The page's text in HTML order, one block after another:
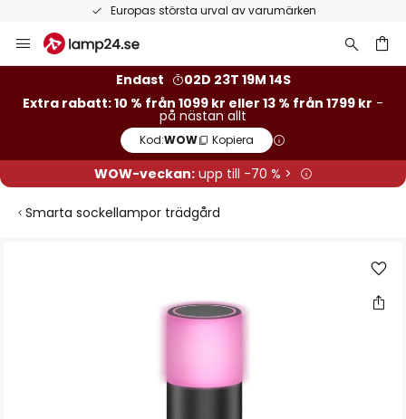
Europas största urval av varumärken
Hoppa
till
Endast
02D 23T 19M 13S
Extra rabatt: 10 % från 1099 kr eller 13 % från 1799 kr -
på nästan allt
Kod:WOW Kopiera
WOW-veckan:upp till -70 % >
Smarta sockellampor trädgård